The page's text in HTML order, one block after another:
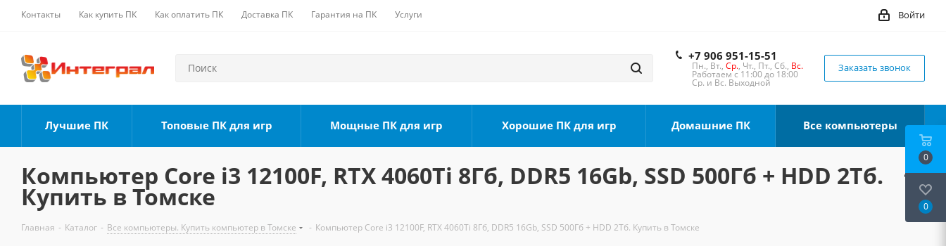
Контакты Как купить ПК Как оплатить ПК Доставка ПК Гарантия на ПК Услуги Войти
+7 906 951-15-51
Пн., Вт., Ср., Чт., Пт., Сб., Вс.
Работаем с 11:00 до 18:00
Ср. и Вс. Выходной
Заказать звонок
Лучшие ПК Топовые ПК для игр Мощные ПК для игр Хорошие ПК для игр Домашние ПК Все компьютеры
Компьютер Core i3 12100F, RTX 4060Ti 8Гб, DDR5 16Gb, SSD 500Гб + HDD 2Тб.
Купить в Томске
Главная - Каталог - Все компьютеры. Купить компьютер в Томске - Компьютер Core i3 12100F, RTX 4060Ti 8Гб, DDR5 16Gb, SSD 500Гб + HDD 2Тб. Купить в Томске
0
0